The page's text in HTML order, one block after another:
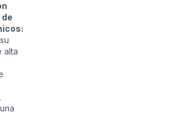
alta